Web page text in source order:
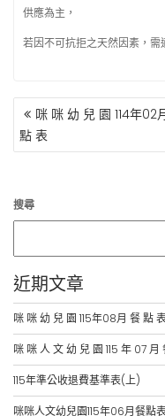
供應為主，
若因不可抗拒之天然因素，需
文
章
導
咪 咪 幼 兒 園 114年02
點 表
搜尋
近期文章
咪 咪 幼 兒 園 115年08月 餐 點
咪 咪 人 文 幼 兒 園 115 年 07 月
115年準公收退費基準表(上)
咪咪人文幼兒園115年06月餐點